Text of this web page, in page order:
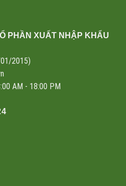
PHẦN XUẤT NHẬP KHẨU
2015)
AM - 18:00 PM